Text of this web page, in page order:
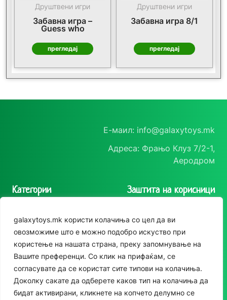
galaxytoys.mk користи колачиња со цел да ви
овозможиме што е можно подобро искуство при
користење на нашата страна, преку запомнување на
Вашите преференци. Со клик на прифаќам, се
согласувате да се користат сите типови на колачиња.
Доколку сакате да одберете каков тип на колачиња да
бидат активирани, кликнете на копчето делумно се
Друштвени игри
Забавна игра –
Guess who
прегледај
Друштвени игри
Забавна игра 8/1
прегледај
Е-маил: info@galaxytoys.mk
Адреса: Фрањо Клуз 7/2-1,
Аеродром
Категории
Сезонска опрема
Друштвени игри
За двор
Едукативни
Заштита на корисници
приватност
Политика за колачиња
Следете нè
Instagram
Facebook